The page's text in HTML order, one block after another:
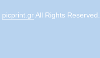
picprint.grAll Rights Reserved.